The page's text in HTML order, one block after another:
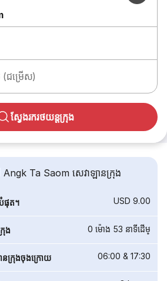
(ជម្រើស)
ស្វែងរករថយន្តក្រុង
Ta Saom សេវាឡានក្រុង
ផុត។ USD 9.00
ង 0 ម៉ោង 53 នាទី​ដើម្
នក្រុងចុងក្រោយ 06:00 & 17:30